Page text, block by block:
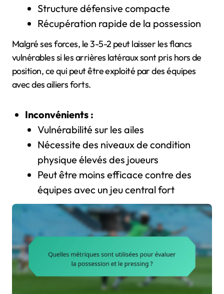
Structure défensive compacte
Récupération rapide de la possession
Malgré ses forces, le 3-5-2 peut laisser les flancs
vulnérables si les arrières latéraux sont pris hors de
position, ce qui peut être exploité par des équipes
avec des ailiers forts.
Inconvénients :
Vulnérabilité sur les ailes
Nécessite des niveaux de condition
physique élevés des joueurs
Peut être moins efficace contre des
équipes avec un jeu central fort